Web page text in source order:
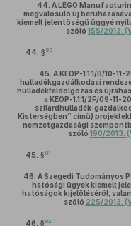
44. A LEGO
megvalósuló új
kiemelt jelentőségű üggyé
szóló 155/2013.
44. § 80
45. A KEOP-1.1.1/B/10-
hulladékgazdálkodási
hulladékfeldolgozás és
a KEOP-1.1.1/2F/09-
szilárdhulladék-
Kistérségben” című)
nemzetgazdasági
szóló 190/2013.
45. § 81
46. A Szegedi Tudományos
hatósági ügyek kiemelt
hatóságok kijelöléséről,
szóló 225/2013.
46. § 82